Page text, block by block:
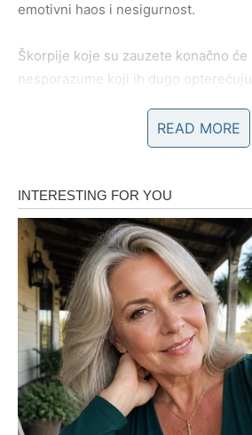
emotivni haos i nesigurnost.
Škorpije koje su zauzete konačno
nesporazume koji ih dugo opterećuju.
Pred vama su iskreni razgovori, više
partner konačno razumije koliko vam
POSAO – STIŽE
MOŽE PROMIJENITI
Na poslovnom planu ulazite u mnogo
Iako ste u posljednje vrijeme često
trudite više od drugih, a da rezultati
vrijeme kada će se vaš rad konačno
Pred vama je mogućnost veoma
READ MORE